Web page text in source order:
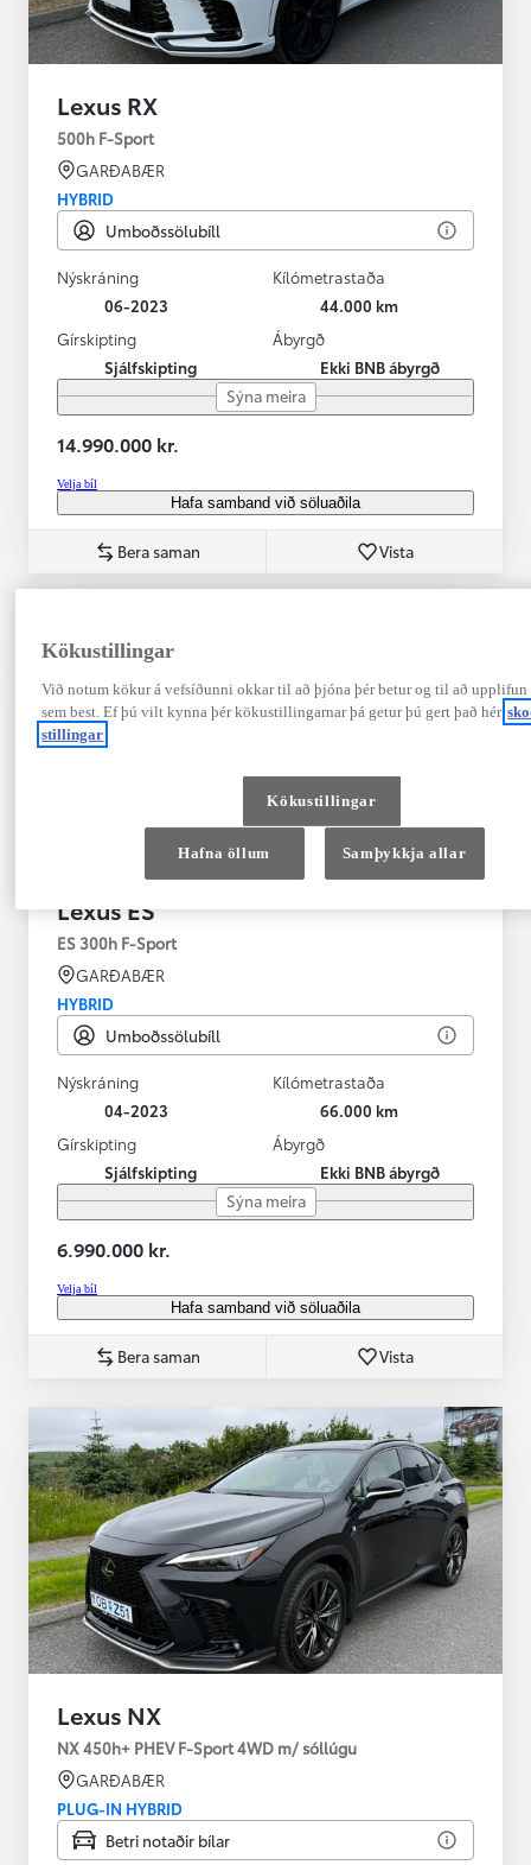
Lexus RX
500h F-Sport
GARÐABÆR
HYBRID
Umboðssölubíll
Nýskráning
06-2023
Kílómetrastaða
44.000 km
Gírskipting
Sjálfskipting
Ábyrgð
Ekki BNB ábyrgð
Sýna meira
14.990.000 kr.
Velja bíl
Hafa samband við söluaðila
Bera saman Vista
Lexus ES
ES 300h F-Sport
GARÐABÆR
HYBRID
Umboðssölubíll
Nýskráning
04-2023
Kílómetrastaða
66.000 km
Gírskipting
Sjálfskipting
Ábyrgð
Ekki BNB ábyrgð
Sýna meira
6.990.000 kr.
Velja bíl
Hafa samband við söluaðila
Bera saman Vista
Lexus NX
NX 450h+ PHEV F-Sport 4WD m/ sóllúgu
GARÐABÆR
PLUG-IN HYBRID
Betri notaðir bílar
Kökustillingar
Við notum kökur á vefsíðunni okkar til að þjóna þér betur og til að upplifun
sem best. Ef þú vilt kynna þér kökustillingarnar þá getur þú gert það hér
stillingar
Kökustillingar
Hafna öllum Samþykkja allar